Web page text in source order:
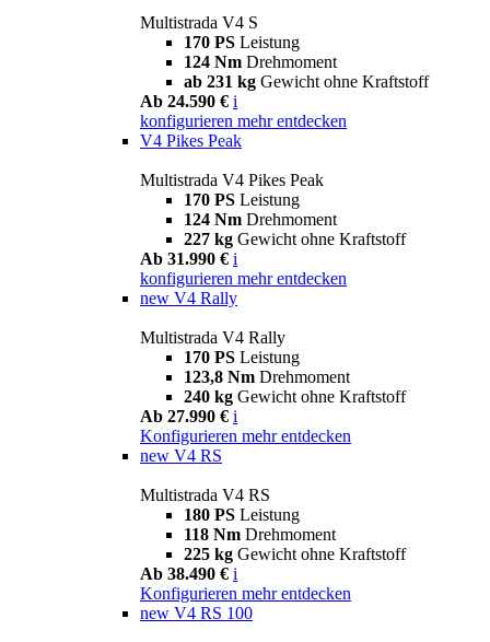
Multistrada V4 S
170 PS Leistung
124 Nm Drehmoment
ab 231 kg Gewicht ohne Kraftstoff
Ab 24.590 € i
konfigurieren mehr entdecken
V4 Pikes Peak
Multistrada V4 Pikes Peak
170 PS Leistung
124 Nm Drehmoment
227 kg Gewicht ohne Kraftstoff
Ab 31.990 € i
konfigurieren mehr entdecken
new V4 Rally
Multistrada V4 Rally
170 PS Leistung
123,8 Nm Drehmoment
240 kg Gewicht ohne Kraftstoff
Ab 27.990 € i
Konfigurieren mehr entdecken
new V4 RS
Multistrada V4 RS
180 PS Leistung
118 Nm Drehmoment
225 kg Gewicht ohne Kraftstoff
Ab 38.490 € i
Konfigurieren mehr entdecken
new V4 RS 100